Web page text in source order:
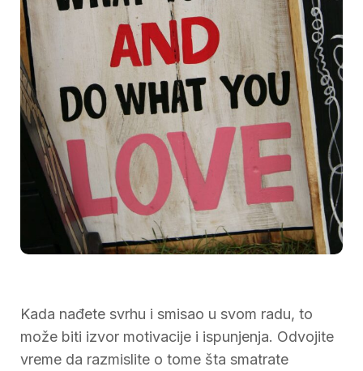
Kada nađete svrhu i smisao u svom radu, to
može biti izvor motivacije i ispunjenja. Odvojite
vreme da razmislite o tome šta smatrate